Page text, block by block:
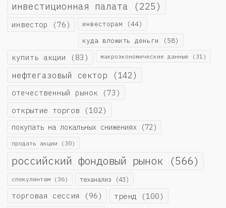
инвестиционная палата (225)
инвестор (76) инвесторам (44)
куда вложить деньги (58)
купить акции (83) макроэкономические данные (31)
нефтегазовый сектор (142)
отечественный рынок (73)
открытие торгов (102)
покупать на локальных снижениях (72)
продать акции (30)
российский фондовый рынок (566)
спекулянтам (36) теханализ (43)
торговая сессия (96) тренд (100)